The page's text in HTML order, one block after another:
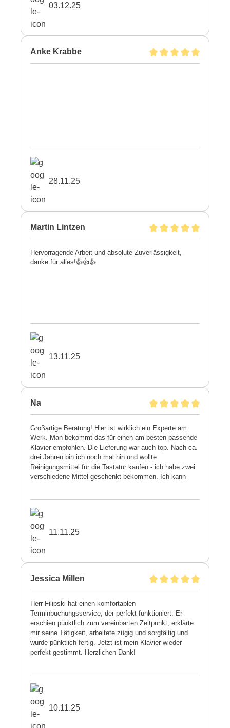
03.12.25
Anke Krabbe
28.11.25
Martin Lintzen
Hervorragende Arbeit und absolute Zuverlässigkeit,
danke für alles!👍👍👍
13.11.25
Na
Großartige Beratung! Hier ist wirklich ein Experte am
Werk. Man bekommt das für einen am besten passende
Klavier empfohlen. Die Lieferung war auch top. Nach ca.
drei Jahren bin ich noch mal hin und wollte
Reinigungsmittel für die Tastatur kaufen - ich habe zwei
verschiedene Mittel geschenkt bekommen. Ich kann
11.11.25
Jessica Millen
Herr Filipski hat einen komfortablen
Terminbuchungsservice, der perfekt funktioniert. Er
erschien pünktlich zum vereinbarten Zeitpunkt, erklärte
mir seine Tätigkeit, arbeitete zügig und sorgfältig und
wurde pünktlich fertig. Jetzt ist mein Klavier wieder
perfekt gestimmt. Herzlichen Dank!
10.11.25